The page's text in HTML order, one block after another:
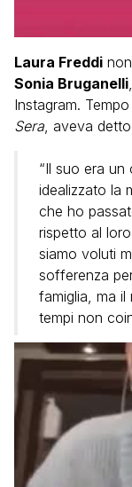
Laura Freddi
Sonia Bruganelli
Instagram.
Sera , aveva
“Il suo era
idealizzato la
che ho
rispetto al
siamo voluti
sofferenza
famiglia, ma
tempi non